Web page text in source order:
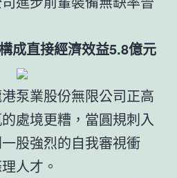
成直接經濟效益5.8億元
泵業股份無限公司正高
處境更糟，當圓規刺入
股強烈的自我審視衝
人才。